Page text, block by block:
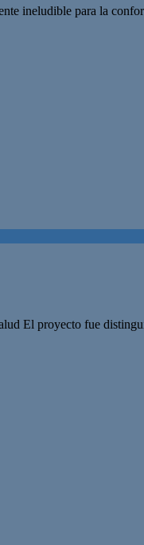
ineludible para la
El proyecto fue